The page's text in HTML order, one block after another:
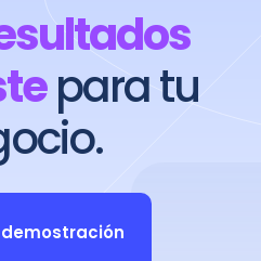
para tu